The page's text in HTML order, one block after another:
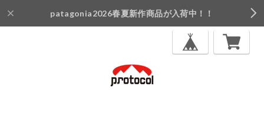
patagonia2026春夏新作商品が入荷中！！